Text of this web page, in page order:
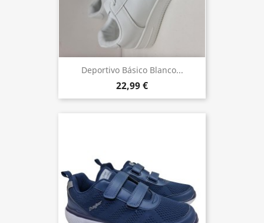
Deportivo Básico Blanco...
22,99 €